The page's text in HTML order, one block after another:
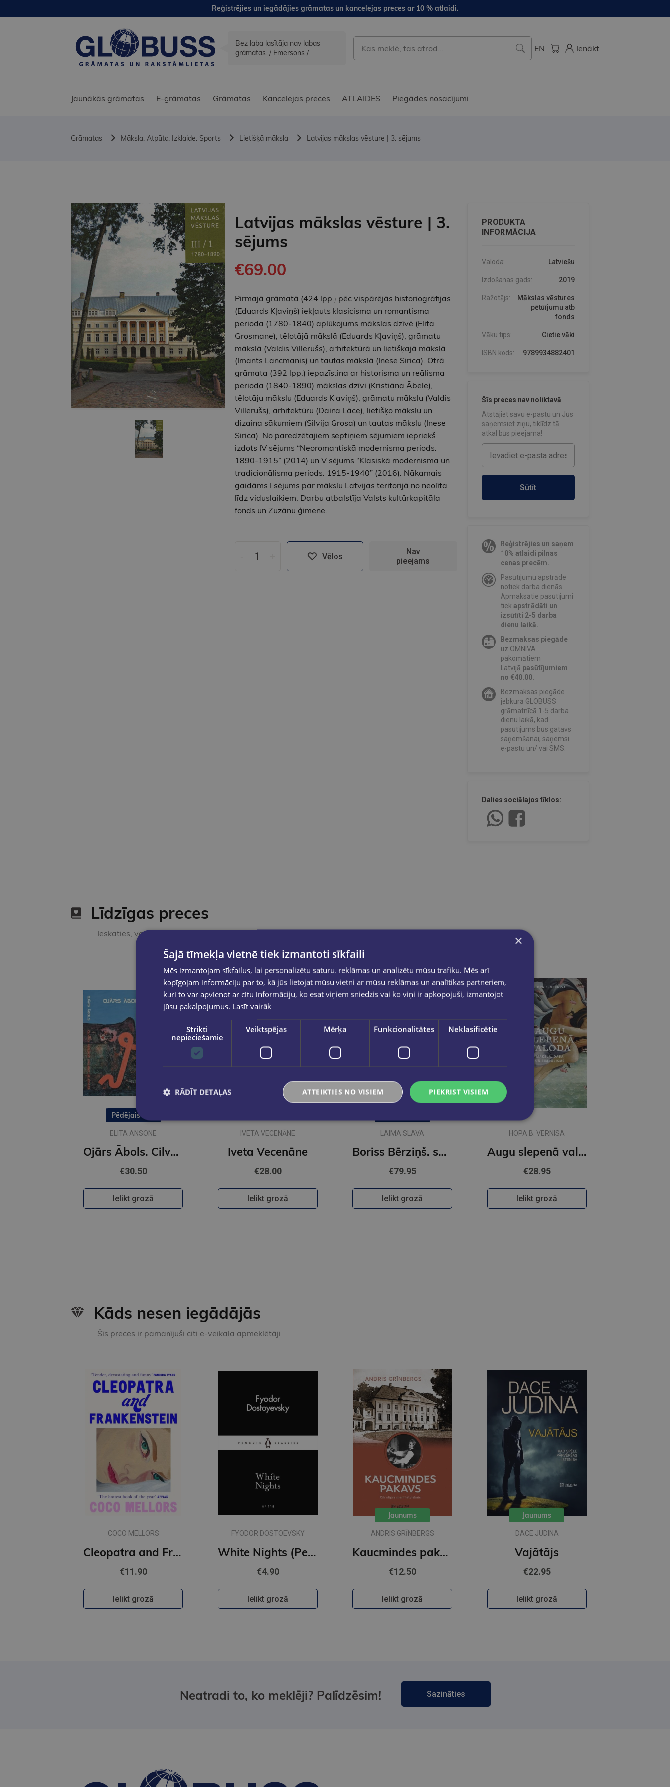
Reģistrējies un iegādājies grāmatas un kancelejas preces ar 10 % atlaidi.
Bez laba lasītāja nav labas
grāmatas. / Emersons /
EN Ienākt
Jaunākās grāmatas E-grāmatas Grāmatas Kancelejas preces ATLAIDES Piegādes nosacījumi
Grāmatas Māksla. Atpūta. Izklaide. Sports Lietišķā māksla Latvijas mākslas vēsture | 3. sējums
Latvijas mākslas vēsture | 3.
sējums
€69.00
Pirmajā grāmatā (424 lpp.) pēc vispārējās historiogrāfijas
(Eduards Kļaviņš) iekļauts klasicisma un romantisma
perioda (1780-1840) aplūkojums mākslas dzīvē (Elita
Grosmane), tēlotājā mākslā (Eduards Kļaviņš), grāmatu
mākslā (Valdis Villerušs), arhitektūrā un lietišķajā mākslā
(Imants Lancmanis) un tautas mākslā (Inese Sirica). Otrā
grāmata (392 lpp.) iepazīstina ar historisma un reālisma
perioda (1840-1890) mākslas dzīvi (Kristiāna Ābele),
tēlotāju mākslu (Eduards Kļaviņš), grāmatu mākslu (Valdis
Villerušs), arhitektūru (Daina Lāce), lietišķo mākslu un
dizaina sākumiem (Silvija Grosa) un tautas mākslu (Inese
Sirica). No paredzētajiem septiņiem sējumiem iepriekš
izdots IV sējums “Neoromantiskā modernisma periods.
1890-1915” (2014) un V sējums “Klasiskā modernisma un
tradicionālisma periods. 1915-1940” (2016). Nākamais
gaidāms I sējums par mākslu Latvijas teritorijā no neolīta
līdz viduslaikiem. Darbu atbalstīja Valsts kultūrkapitāla
fonds un Zuzānu ģimene.
Vēlos
Nav
pieejams
PRODUKTA
INFORMĀCIJA
Valoda: Latviešu
Izdošanas gads: 2019
Ražotājs:
Mākslas vēstures
pētūījumu atb
fonds
Vāku tips: Cietie vāki
ISBN kods: 9789934882401
Šīs preces nav noliktavā
Atstājiet savu e-pastu un Jūs
saņemsiet ziņu, tiklīdz tā
atkal būs pieejama!
Sūtīt
Reģistrējies un saņem
10% atlaidi pilnas
cenas precēm.
Pasūtījumu apstrāde
notiek darba dienās.
Apmaksātie pasūtījumi
tiekapstrādāti un
izsūtīti 2-5 darba
dienu laikā.
Bezmaksas piegāde
uz OMNIVA
pakomātiem
Latvijā pasūtījumiem
no €40.00.
Bezmaksas piegāde
jebkurā GLOBUSS
grāmatnīcā 1-5 darba
dienu laikā, kad
pasūtījums būs gatavs
saņemšanai, saņemsi
e-pastu un/ vai SMS.
Dalies sociālajos tīklos:
Līdzīgas preces
Ieskaties, varbūt noder
Pēdējais eks.
ELITA ANSONE
Ojārs Ābols. Cilvēka absurdie projekti uz zemes
€30.50
Ielikt grozā
IVETA VECENĀNE
Iveta Vecenāne
€28.00
Ielikt grozā
LAIMA SLAVA
Boriss Bērziņš. sarunas un zīmējumi
€79.95
Ielikt grozā
HOPA B. VERNISA
Augu slepenā valoda
€28.95
Ielikt grozā
Kāds nesen iegādājās
Šīs preces ir pamanījuši citi e-veikala apmeklētāji
COCO MELLORS
Cleopatra and Frankenstein
€11.90
Ielikt grozā
FYODOR DOSTOEVSKY
White Nights (Penguin Little Black Classics)
€4.90
Ielikt grozā
Jaunums
ANDRIS GRĪNBERGS
Kaucmindes pakavs
€12.50
Ielikt grozā
Jaunums
DACE JUDINA
Vajātājs
€22.95
Ielikt grozā
Neatradi to, ko meklēji? Palīdzēsim! Sazināties
×
Šajā tīmekļa vietnē tiek izmantoti sīkfaili
Mēs izmantojam sīkfailus, lai personalizētu saturu, reklāmas un analizētu mūsu trafiku. Mēs arī
kopīgojam informāciju par to, kā jūs lietojat mūsu vietni ar mūsu reklāmas un analītikas partneriem,
kuri to var apvienot ar citu informāciju, ko esat viņiem sniedzis vai ko viņi ir apkopojuši, izmantojot
jūsu pakalpojumus. Lasīt vairāk
Strikti
nepieciešamie
Veiktspējas Mērķa Funkcionalitātes Neklasificētie
PIEKRIST VISIEM
ATTEIKTIES NO VISIEM
RĀDĪT DETAĻAS